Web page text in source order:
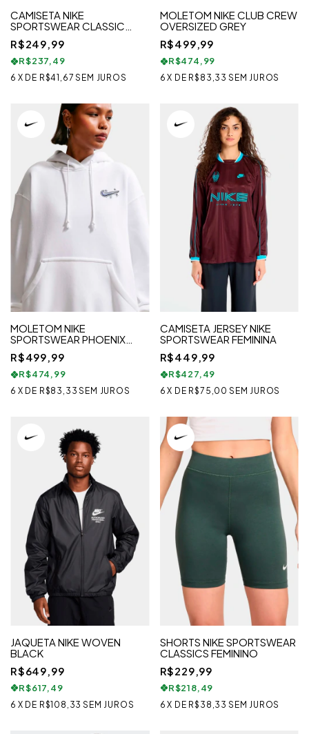
CAMISETA NIKE
SPORTSWEAR CLASSIC
FEMININA
R$249,99
R$237,49
6 X DE R$41,67 SEM JUROS
MOLETOM NIKE CLUB CREW
OVERSIZED GREY
R$499,99
R$474,99
6 X DE R$83,33 SEM JUROS
MOLETOM NIKE
SPORTSWEAR PHOENIX
FLEECE OVERSIZED
AIRBRUSH FEMININO
R$499,99
R$474,99
6 X DE R$83,33 SEM JUROS
CAMISETA JERSEY NIKE
SPORTSWEAR FEMININA
R$449,99
R$427,49
6 X DE R$75,00 SEM JUROS
JAQUETA NIKE WOVEN
BLACK
R$649,99
R$617,49
6 X DE R$108,33 SEM JUROS
SHORTS NIKE SPORTSWEAR
CLASSICS FEMININO
R$229,99
R$218,49
6 X DE R$38,33 SEM JUROS